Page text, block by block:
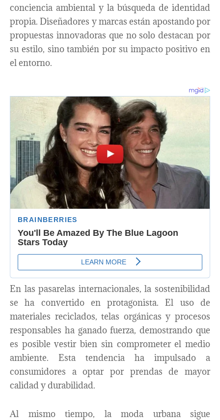
conciencia ambiental y la búsqueda de identidad
propia. Diseñadores y marcas están apostando por
propuestas innovadoras que no solo destacan por
su estilo, sino también por su impacto positivo en
el entorno.
En las pasarelas internacionales, la sostenibilidad
se ha convertido en protagonista. El uso de
materiales reciclados, telas orgánicas y procesos
responsables ha ganado fuerza, demostrando que
es posible vestir bien sin comprometer el medio
ambiente. Esta tendencia ha impulsado a
consumidores a optar por prendas de mayor
calidad y durabilidad.
Al mismo tiempo, la moda urbana sigue